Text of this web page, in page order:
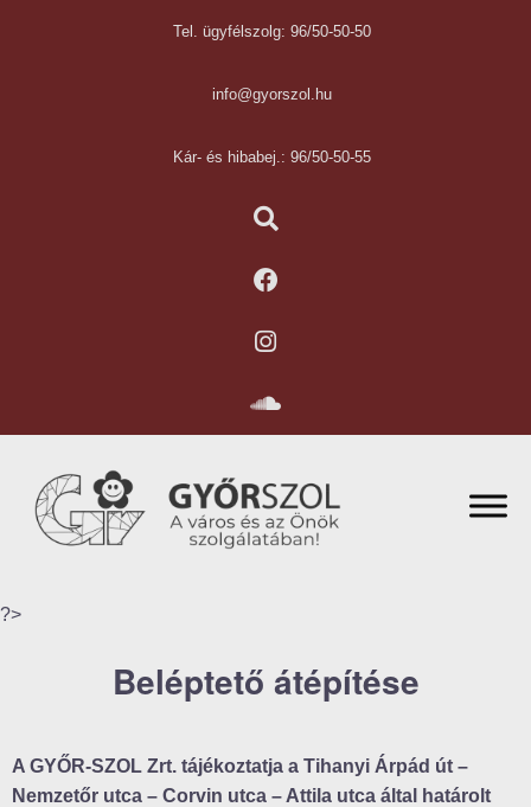
Tel. ügyfélszolg: 96/50-50-50
info@gyorszol.hu
Kár- és hibabej.: 96/50-50-55
?>
Beléptető átépítése
A GYŐR-SZOL Zrt. tájékoztatja a Tihanyi Árpád út –
Nemzetőr utca – Corvin utca – Attila utca által határolt